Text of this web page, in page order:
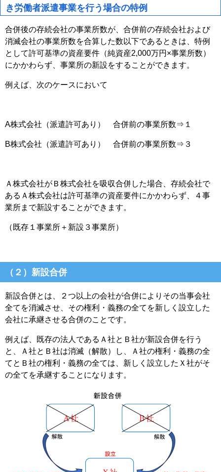
き労働者派遣事業を行う場合の特例
合併後の存続会社の事業所数が、合併前の存続会社および
消滅会社の事業所数を合算した数以下であるときは、特例
として許可基準の資産要件（純資産2,000万円 ×事業所数）
にかかわらず、事業所の新設をすることができます。
例えば、次のケースにおいて
A株式会社（派遣許可あり） 合併前の事業所数⇒１
B株式会社（派遣許可あり） 合併前の事業所数⇒３
Ａ株式会社がＢ株式会社を吸収合併した場合、存続会社で
あるＡ株式会社は許可基準の資産要件にかかわらず、４事
業所まで新設することができます。
（既存１事業所＋新設３事業所）
（２）新設合併
新設合併とは、２つ以上の会社が合併によりその当事会社
全てを消滅させ、その権利・義務の全てを新しく設立した
会社に承継させる合併のことです。
例えば、既存の法人であるＡ社とＢ社が新設合併を行う
と、Ａ社とＢ社は消滅（解散）し、Ａ社の権利・義務の全
てとＢ社の権利・義務の全ては、新しく設立したＸ社がそ
の全てを承継することになります。